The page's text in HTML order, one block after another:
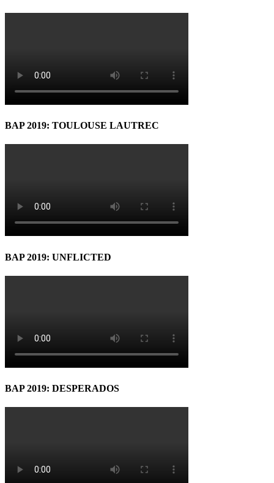
BAP 2019: TOULOUSE LAUTREC
BAP 2019: UNFLICTED
BAP 2019: DESPERADOS